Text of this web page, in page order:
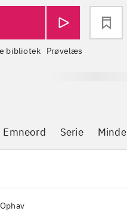
Prøvelæs
bibliotek
Emneord Serie
Ophav